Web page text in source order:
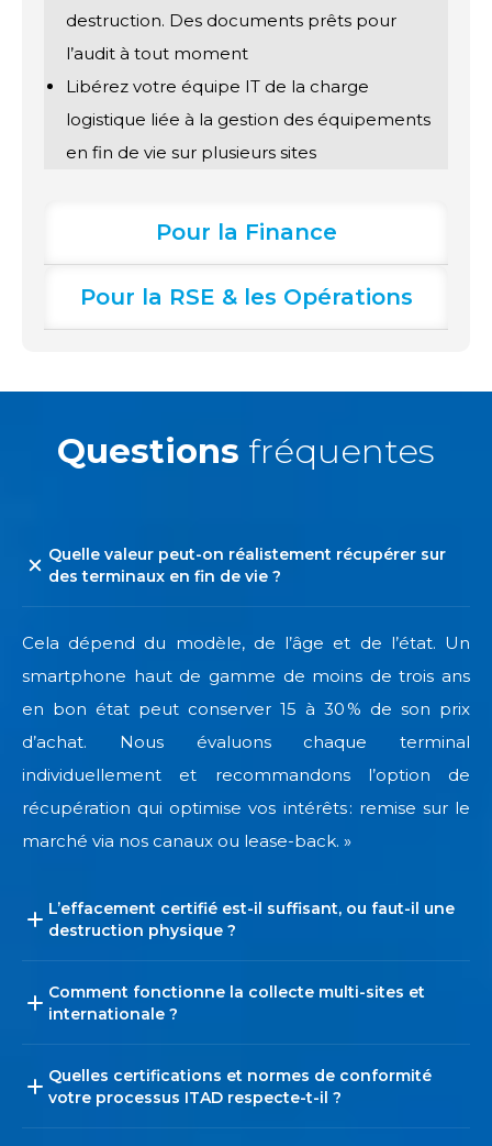
destruction. Des documents prêts pour
l’audit à tout moment
Libérez votre équipe IT de la charge
logistique liée à la gestion des équipements
en fin de vie sur plusieurs sites
Pour la Finance
Pour la RSE & les Opérations
Questions fréquentes
Quelle valeur peut-on réalistement récupérer sur
des terminaux en fin de vie ?
Cela dépend du modèle, de l’âge et de l’état. Un
smartphone haut de gamme de moins de trois ans
en bon état peut conserver 15 à 30 % de son prix
d’achat. Nous évaluons chaque terminal
individuellement et recommandons l’option de
récupération qui optimise vos intérêts : remise sur le
marché via nos canaux ou lease-back. »
L’effacement certifié est-il suffisant, ou faut-il une
destruction physique ?
Comment fonctionne la collecte multi-sites et
internationale ?
Quelles certifications et normes de conformité
votre processus ITAD respecte-t-il ?